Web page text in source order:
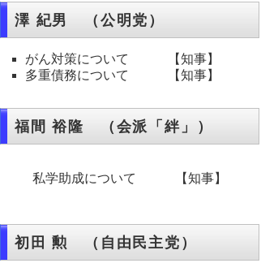
澤 紀男 （公明党）
がん対策について 【知事】
多重債務について 【知事】
福間 裕隆 （会派「絆」）
私学助成について 【知事】
初田 勲 （自由民主党）